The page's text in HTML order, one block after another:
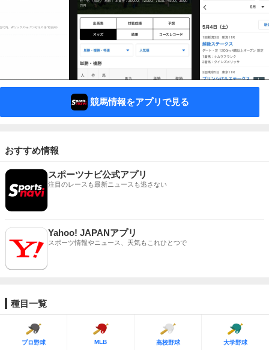
競馬情報をアプリで見る
おすすめ情報
スポーツナビ公式アプリ
注目のレースも最新ニュースも逃さない
Yahoo! JAPANアプリ
スポーツ情報やニュース、天気もこれひとつで
種目一覧
プロ野球 MLB 高校野球 大学野球